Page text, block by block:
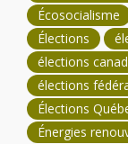
Écosocialisme
Élections
élections
élections
Élections
Énergies